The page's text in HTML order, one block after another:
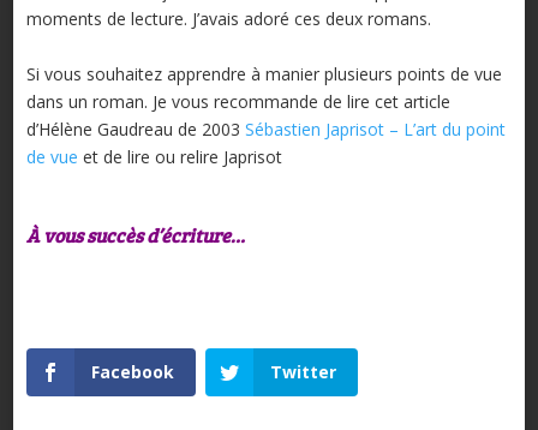
moments de lecture. J’avais adoré ces deux romans.
Si vous souhaitez apprendre à manier plusieurs points de vue
dans un roman. Je vous recommande de lire cet article
d’Hélène Gaudreau de 2003 Sébastien Japrisot – L’art du point
de vue et de lire ou relire Japrisot
À vous succès d’écriture…
Facebook Twitter